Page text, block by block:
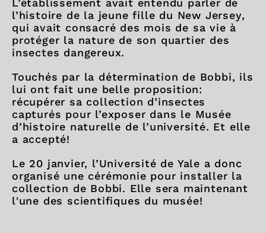
L’établissement avait entendu parler de
l’histoire de la jeune fille du New Jersey,
qui avait consacré des mois de sa vie à
protéger la nature de son quartier des
insectes dangereux.
Touchés par la détermination de Bobbi, ils
lui ont fait une belle proposition:
récupérer sa collection d’insectes
capturés pour l’exposer dans le Musée
d’histoire naturelle de l’université. Et elle
a accepté!
Le 20 janvier, l’Université de Yale a donc
organisé une cérémonie pour installer la
collection de Bobbi. Elle sera maintenant
l'une des scientifiques du musée!